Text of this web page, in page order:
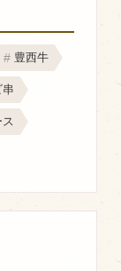
豊西牛
串
ス